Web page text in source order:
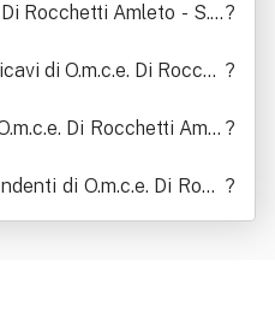
Rocchetti Amleto - S.p.?
di O.m.c.e. Di Rocche ?
Di Rocchetti Amle ?
di O.m.c.e. Di Rocc ?